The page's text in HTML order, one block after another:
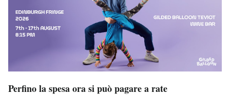
Perfino la spesa ora si può pagare a rate